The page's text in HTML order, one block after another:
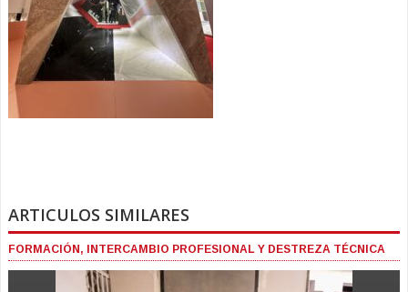
ARTICULOS SIMILARES
FORMACIÓN, INTERCAMBIO PROFESIONAL Y DESTREZA TÉCNICA